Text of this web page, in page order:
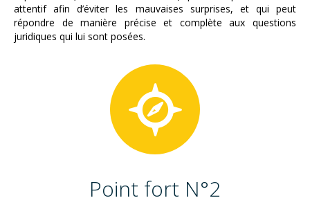
attentif afin d’éviter les mauvaises surprises, et qui peut
répondre de manière précise et complète aux questions
juridiques qui lui sont posées.
Point fort N°2